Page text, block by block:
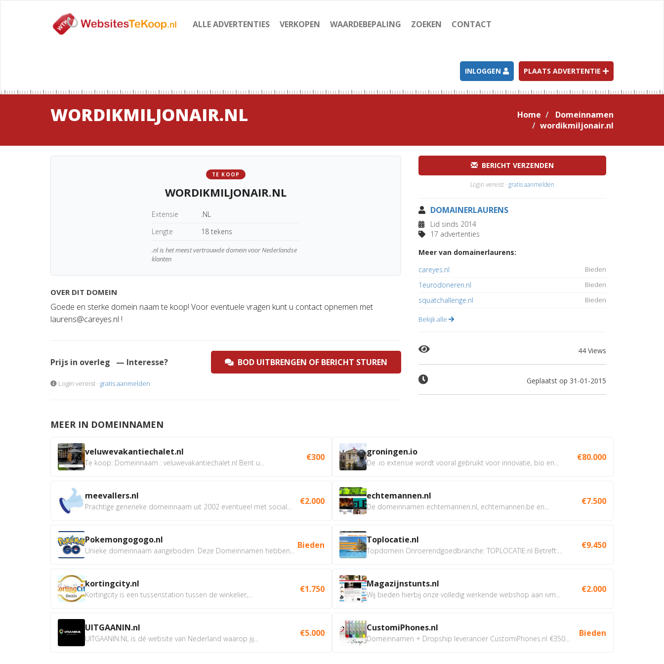
ALLE ADVERTENTIES VERKOPEN WAARDEBEPALING ZOEKEN CONTACT
INLOGGEN PLAATS ADVERTENTIE
WORDIKMILJONAIR.NL Home
Domeinnamen
wordikmiljonair.nl
TE KOOP
WORDIKMILJONAIR.NL
Extensie
.NL
Lengte
18 tekens
.nl is het meest vertrouwde domein voor Nederlandse
klanten
OVER DIT DOMEIN
Goede en sterke domein naam te koop! Voor eventuele vragen kunt u contact opnemen met
laurens@careyes.nl !
Prijs in overleg — Interesse? BOD UITBRENGEN OF BERICHT STUREN
Login vereist · gratis aanmelden
BERICHT VERZENDEN
Login vereist · gratis aanmelden
DOMAINERLAURENS
Lid sinds 2014
17 advertenties
Meer van domainerlaurens:
careyes.nl
Bieden
1eurodoneren.nl Bieden
squatchallenge.nl Bieden
Bekijk alle
44 Views
Geplaatst op 31-01-2015
MEER IN DOMEINNAMEN
veluwevakantiechalet.nl
Te koop: Domeinnaam : veluwevakantiechalet.nl Bent u...
€300
meevallers.nl
Prachtige generieke domeinnaam uit 2002 eventueel met social...
€2.000
Pokemongogogo.nl
Unieke domeinnaam aangeboden. Deze Domeinnamen hebben...
Bieden
kortingcity.nl
Kortingcity is een tussenstation tussen de winkelier,...
€1.750
UITGAANIN.nl
UITGAANIN.NL is dé website van Nederland waarop jij...
€5.000
groningen.io
De .io extensie wordt vooral gebruikt voor innovatie, bio en...
€80.000
echtemannen.nl
De domeinnamen echtemannen.nl, echtemannen.be en...
€7.500
Toplocatie.nl
Topdomein Onroerendgoedbranche: TOPLOCATIE.nl Betreft:...
€9.450
Magazijnstunts.nl
Wij bieden hierbij onze volledig werkende webshop aan ivm...
€2.000
CustomiPhones.nl
Domeinnamen + Dropship leverancier CustomiPhones.nl €350...
Bieden